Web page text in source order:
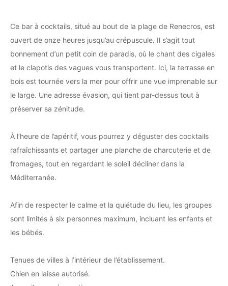
Ce bar à cocktails, situé au bout de la plage de Renecros, est
ouvert de onze heures jusqu’au crépuscule. Il s’agit tout
bonnement d’un petit coin de paradis, où le chant des cigales
et le clapotis des vagues vous transportent. Ici, la terrasse en
bois est tournée vers la mer pour offrir une vue imprenable sur
le large. Une adresse évasion, qui tient par-dessus tout à
préserver sa zénitude.
À l’heure de l’apéritif, vous pourrez y déguster des cocktails
rafraîchissants et partager une planche de charcuterie et de
fromages, tout en regardant le soleil décliner dans la
Méditerranée.
Afin de respecter le calme et la quiétude du lieu, les groupes
sont limités à six personnes maximum, incluant les enfants et
les bébés.
Tenues de villes à l’intérieur de l’établissement.
Chien en laisse autorisé.